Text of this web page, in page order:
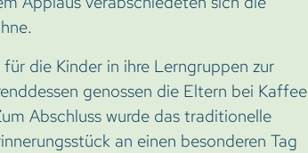
die Kinder in ihre Lerngruppen zur
genossen die Eltern bei Kaffee
Abschluss wurde das traditionelle
an einen besonderen Tag